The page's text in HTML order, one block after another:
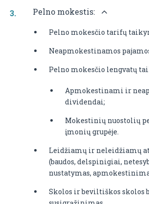
Pelno mokestis:
Pelno mokesčio tarifų
Neapmokestinamos
Pelno mokesčio lengvatų
Apmokestinami ir
dividendai;
Mokestinių nuostolių
įmonių grupėje.
Leidžiamų ir neleidžiamų
(baudos, delspinigiai,
nustatymas,
Skolos ir beviltiškos skolos